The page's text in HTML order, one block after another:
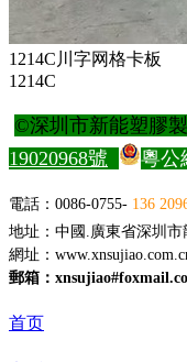
1214C川字网格卡板
1214C
©深圳市新能塑膠
19020968號
粵公
電話：0086-0755- 136
地址：中國.廣東省深圳
網址：
郵箱：
首页